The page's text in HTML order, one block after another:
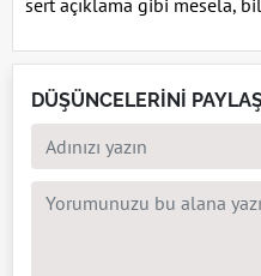
sert açıklama gibi mesela,
DÜŞÜNCELERİNİ